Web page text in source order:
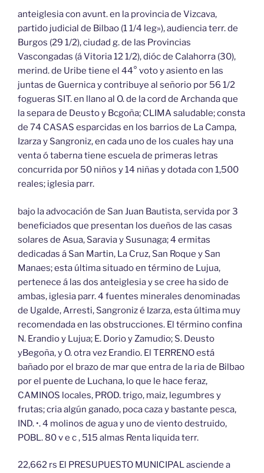
anteiglesia con avunt. en la provincia de Vizcava,
partido judicial de Bilbao (1 1/4 leg»), audiencia terr. de
Burgos (29 1/2), ciudad g. de las Provincias
Vascongadas (á Vitoria 12 1/2), dióc de Calahorra (30),
merind. de Uribe tiene el 44° voto y asiento en las
juntas de Guernica y contribuye al señorio por 56 1/2
fogueras SIT. en llano al O. de la cord de Archanda que
la separa de Deusto y Bcgoña; CLIMA saludable; consta
de 74 CASAS esparcidas en los barrios de La Campa,
Izarza y Sangroniz, en cada uno de los cuales hay una
venta ó taberna tiene escuela de primeras letras
concurrida por 50 niños y 14 niñas y dotada con 1,500
reales; iglesia parr.
bajo la advocación de San Juan Bautista, servida por 3
beneficiados que presentan los dueños de las casas
solares de Asua, Saravia y Susunaga; 4 ermitas
dedicadas á San Martin, La Cruz, San Roque y San
Manaes; esta última situado en término de Lujua,
pertenece á las dos anteiglesia y se cree ha sido de
ambas, iglesia parr. 4 fuentes minerales denominadas
de Ugalde, Arresti, Sangroniz é Izarza, esta última muy
recomendada en las obstrucciones. El término confina
N. Erandio y Lujua; E. Dorio y Zamudio; S. Deusto
yBegoña, y O. otra vez Erandio. El TERRENO está
bañado por el brazo de mar que entra de la ria de Bilbao
por el puente de Luchana, lo que le hace feraz,
CAMINOS locales, PROD. trigo, maiz, legumbres y
frutas; cria algún ganado, poca caza y bastante pesca,
IND. •. 4 molinos de agua y uno de viento destruido,
POBL. 80 v e c , 515 almas Renta liquida terr.
22,662 rs El PRESUPUESTO MUNICIPAL asciende a